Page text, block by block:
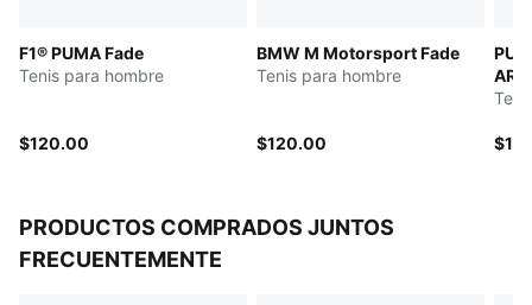
F1® PUMA Fade
Tenis para hombre
$120.00
BMW M Motorsport Fade
Tenis para hombre
$120.00
PRODUCTOS COMPRADOS JUNTOS
FRECUENTEMENTE